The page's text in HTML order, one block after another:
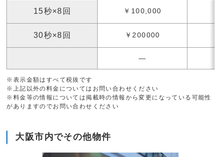
15秒×8回 ￥100,000
30秒×8回 ￥200000
―
※表示金額はすべて税抜です
※上記以外の料金についてはお問い合わせください
※料金等の情報については掲載時の情報から変更になっている可能性
がありますのでお問い合わせください
大阪市内でその他物件